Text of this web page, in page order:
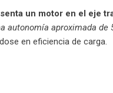
un motor en el eje
autonomía aproximada de
en eficiencia de carga.